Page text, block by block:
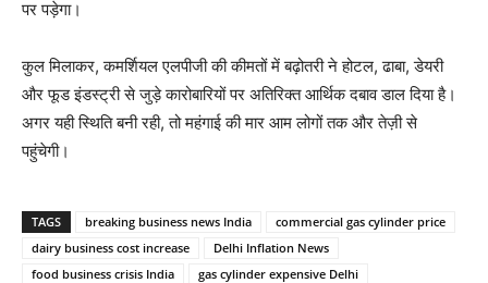
पर पड़ेगा।
कुल मिलाकर, कमर्शियल एलपीजी की कीमतों में बढ़ोतरी ने होटल, ढाबा, डेयरी
और फूड इंडस्ट्री से जुड़े कारोबारियों पर अतिरिक्त आर्थिक दबाव डाल दिया है।
अगर यही स्थिति बनी रही, तो महंगाई की मार आम लोगों तक और तेज़ी से
पहुंचेगी।
TAGS breaking business news India
commercial gas cylinder price
dairy business cost increase
Delhi Inflation News
food business crisis India
gas cylinder expensive Delhi